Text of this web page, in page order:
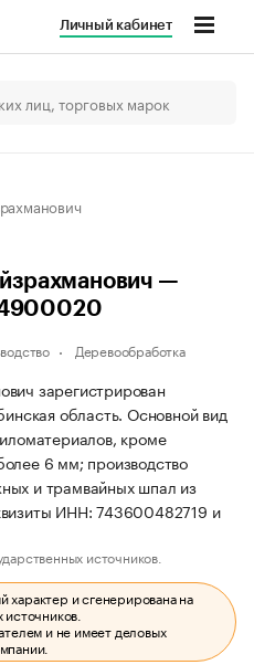
Личный кабинет
—
Деревообработка
зарегистрирован
область. Основной вид
кроме
6 мм; производство
и трамвайных шпал из
ИНН: 743600482719 и
источников.
и сгенерирована на
и не имеет деловых